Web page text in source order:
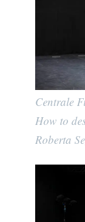
Centrale
How to
Roberta